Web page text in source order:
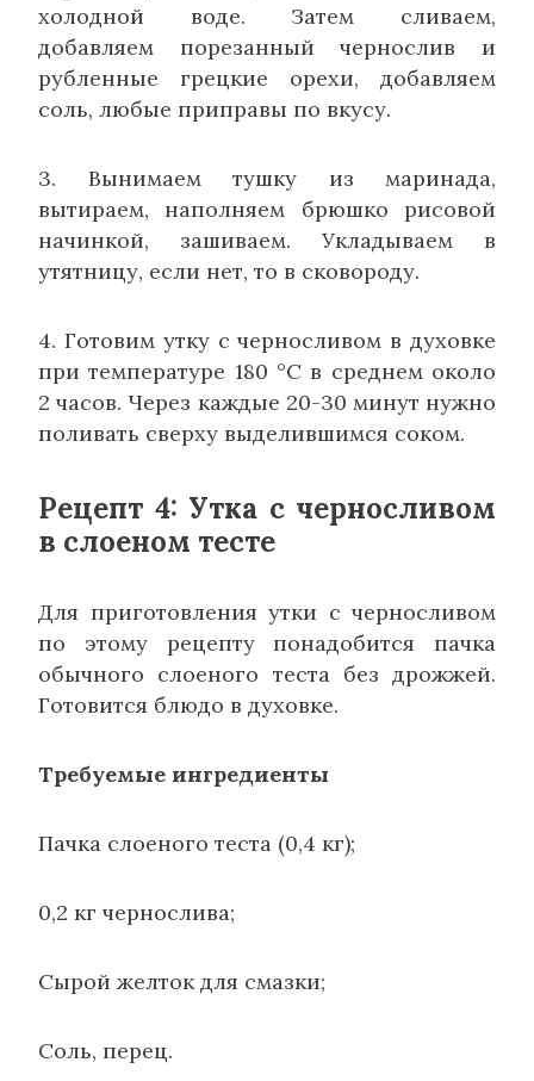
холодной воде. Затем сливаем,
добавляем порезанный чернослив и
рубленные грецкие орехи, добавляем
соль, любые приправы по вкусу.
3. Вынимаем тушку из маринада,
вытираем, наполняем брюшко рисовой
начинкой, зашиваем. Укладываем в
утятницу, если нет, то в сковороду.
4. Готовим утку с черносливом в духовке
при температуре 180 °C в среднем около
2 часов. Через каждые 20-30 минут нужно
поливать сверху выделившимся соком.
Рецепт 4: Утка с черносливом
в слоеном тесте
Для приготовления утки с черносливом
по этому рецепту понадобится пачка
обычного слоеного теста без дрожжей.
Готовится блюдо в духовке.
Требуемые ингредиенты
Пачка слоеного теста (0,4 кг);
0,2 кг чернослива;
Сырой желток для смазки;
Соль, перец.